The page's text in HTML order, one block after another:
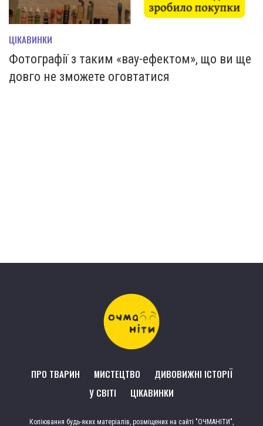
ЦІКАВИНКИ
Фотографії з таким «вау-ефектом», що ви ще
довго не зможете оговтатися
ПРО ТВАРИН МИСТЕЦТВО
ДИВОВИЖНІ ІСТОРІЇ
У СВІТІ
ЦІКАВИНКИ
Копіювання будь-яких матеріалів, розміщених на сайті "ОЧМАНІТИ",